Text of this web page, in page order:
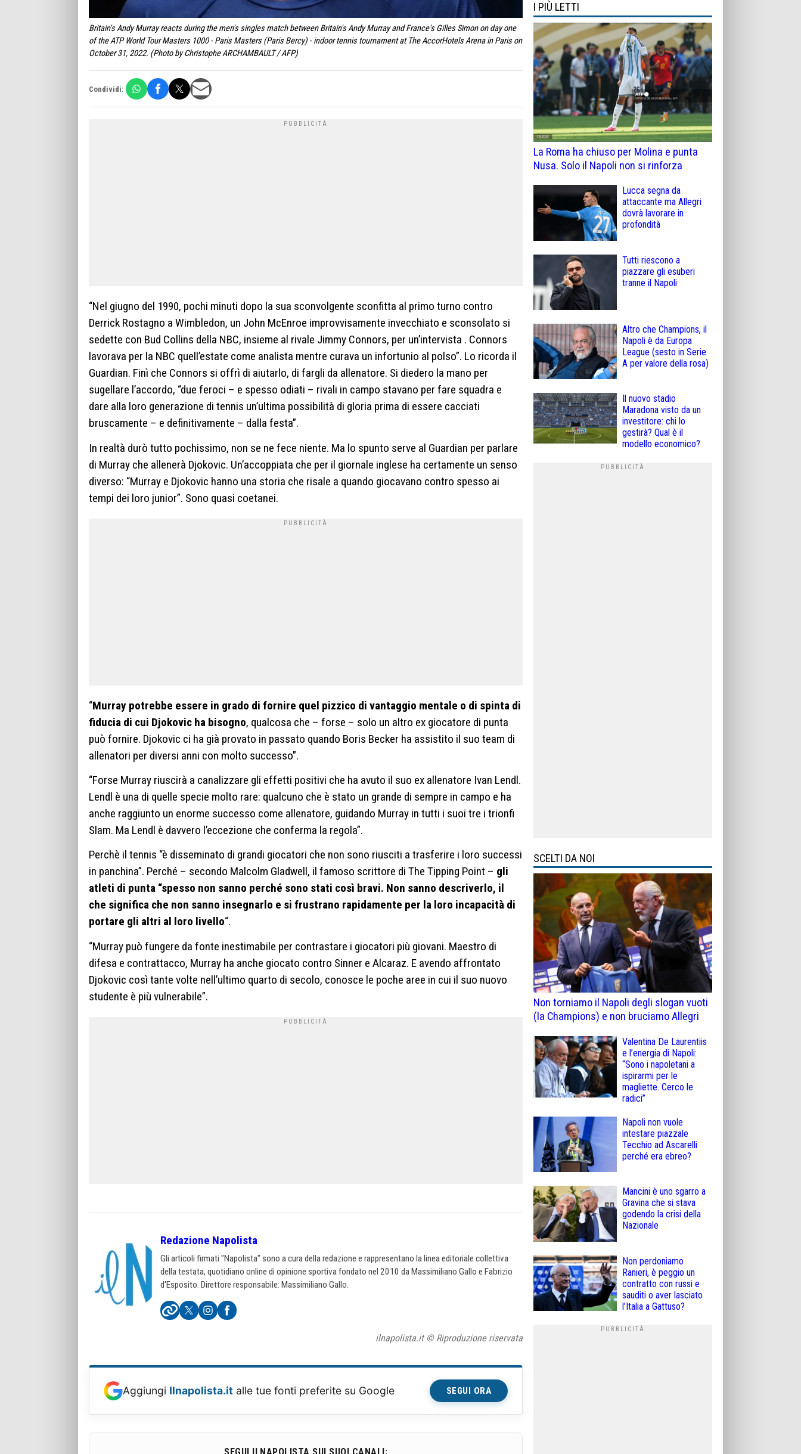
Britain's Andy Murray reacts during the men's singles match between Britain's Andy Murray and France's Gilles Simon on day one
of the ATP World Tour Masters 1000 - Paris Masters (Paris Bercy) - indoor tennis tournament at The AccorHotels Arena in Paris on
October 31, 2022. (Photo by Christophe ARCHAMBAULT / AFP)
Condividi:
“Nel giugno del 1990, pochi minuti dopo la sua sconvolgente sconfitta al primo turno contro
Derrick Rostagno a Wimbledon, un John McEnroe improvvisamente invecchiato e sconsolato si
sedette con Bud Collins della NBC, insieme al rivale Jimmy Connors, per un’intervista . Connors
lavorava per la NBC quell’estate come analista mentre curava un infortunio al polso”. Lo ricorda il
Guardian. Finì che Connors si offrì di aiutarlo, di fargli da allenatore. Si diedero la mano per
sugellare l’accordo, “due feroci – e spesso odiati – rivali in campo stavano per fare squadra e
dare alla loro generazione di tennis un’ultima possibilità di gloria prima di essere cacciati
bruscamente – e definitivamente – dalla festa”.
In realtà durò tutto pochissimo, non se ne fece niente. Ma lo spunto serve al Guardian per parlare
di Murray che allenerà Djokovic. Un’accoppiata che per il giornale inglese ha certamente un senso
diverso: “Murray e Djokovic hanno una storia che risale a quando giocavano contro spesso ai
tempi dei loro junior”. Sono quasi coetanei.
“Murray potrebbe essere in grado di fornire quel pizzico di vantaggio mentale o di spinta di
fiducia di cui Djokovic ha bisogno, qualcosa che – forse – solo un altro ex giocatore di punta
può fornire. Djokovic ci ha già provato in passato quando Boris Becker ha assistito il suo team di
allenatori per diversi anni con molto successo”.
“Forse Murray riuscirà a canalizzare gli effetti positivi che ha avuto il suo ex allenatore Ivan Lendl.
Lendl è una di quelle specie molto rare: qualcuno che è stato un grande di sempre in campo e ha
anche raggiunto un enorme successo come allenatore, guidando Murray in tutti i suoi tre i trionfi
Slam. Ma Lendl è davvero l’eccezione che conferma la regola”.
Perchè il tennis “è disseminato di grandi giocatori che non sono riusciti a trasferire i loro successi
in panchina”. Perché – secondo Malcolm Gladwell, il famoso scrittore di The Tipping Point – gli
atleti di punta “spesso non sanno perché sono stati così bravi. Non sanno descriverlo, il
che significa che non sanno insegnarlo e si frustrano rapidamente per la loro incapacità di
portare gli altri al loro livello“.
“Murray può fungere da fonte inestimabile per contrastare i giocatori più giovani. Maestro di
difesa e contrattacco, Murray ha anche giocato contro Sinner e Alcaraz. E avendo affrontato
Djokovic così tante volte nell’ultimo quarto di secolo, conosce le poche aree in cui il suo nuovo
studente è più vulnerabile”.
Redazione Napolista
Gli articoli firmati "Napolista" sono a cura della redazione e rappresentano la linea editoriale collettiva
della testata, quotidiano online di opinione sportiva fondato nel 2010 da Massimiliano Gallo e Fabrizio
d'Esposito. Direttore responsabile: Massimiliano Gallo.
ilnapolista.it © Riproduzione riservata
Aggiungi Ilnapolista.it alle tue fonti preferite su Google SEGUI ORA
I PIÙ LETTI
La Roma ha chiuso per Molina e punta
Nusa. Solo il Napoli non si rinforza
Lucca segna da
attaccante ma Allegri
dovrà lavorare in
profondità
Tutti riescono a
piazzare gli esuberi
tranne il Napoli
Altro che Champions, il
Napoli è da Europa
League (sesto in Serie
A per valore della rosa)
Il nuovo stadio
Maradona visto da un
investitore: chi lo
gestirà? Qual è il
modello economico?
SCELTI DA NOI
Non torniamo il Napoli degli slogan vuoti
(la Champions) e non bruciamo Allegri
Valentina De Laurentiis
e l’energia di Napoli:
“Sono i napoletani a
ispirarmi per le
magliette. Cerco le
radici”
Napoli non vuole
intestare piazzale
Tecchio ad Ascarelli
perché era ebreo?
Mancini è uno sgarro a
Gravina che si stava
godendo la crisi della
Nazionale
Non perdoniamo
Ranieri, è peggio un
contratto con russi e
sauditi o aver lasciato
l’Italia a Gattuso?